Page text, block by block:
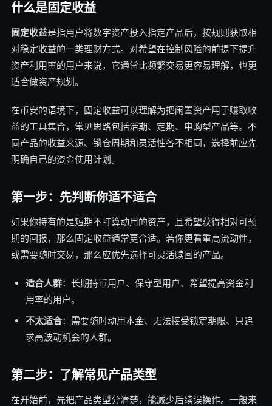
什么是固定收益
固定收益是指用户将数字资产投入指定产品后，按规则获取相
对稳定收益的一类理财方式。对希望在控制风险的前提下提升
资产利用率的用户来说，它通常比频繁交易更容易理解，也更
适合做资产规划。
在币安的语境下，固定收益可以理解为把闲置资产用于赚取收
益的工具集合，常见思路包括活期、定期、申购型产品等。不
同产品的收益来源、锁仓周期和灵活性各不相同，选择前应先
明确自己的资金使用计划。
第一步：先判断你适不适合
如果你持有的是短期不打算动用的资产，且希望获得相对可预
期的回报，那么固定收益通常更合适。若你更看重高流动性，
或需要随时交易，那么应优先选择可灵活赎回的产品。
适合人群：长期持币用户、保守型用户、希望提高资金利
用率的用户。
不太适合：需要随时动用本金、无法接受锁定期限、只追
求高波动机会的人群。
第二步：了解常见产品类型
在开始前，先把产品类型分清楚，能减少后续误操作。一般来